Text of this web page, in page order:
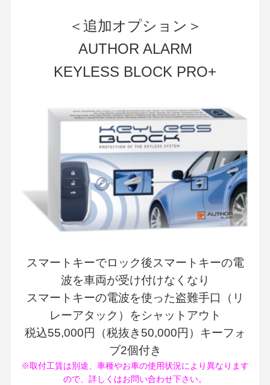
＜追加オプション＞
AUTHOR ALARM
KEYLESS BLOCK PRO+
スマートキーでロック後スマートキーの電
波を車両が受け付けなくなり
スマートキーの電波を使った盗難手口（リ
レーアタック）をシャットアウト
税込55,000円（税抜き50,000円）キーフォ
ブ2個付き
※取付工賃は別途、車種やお車の使用状況により異なります
ので、詳しくはお問い合わせ下さい。